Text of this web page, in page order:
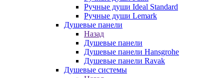
Ручные души Ideal Standard
Ручные души Lemark
Душевые панели
Назад
Душевые панели
Душевые панели Hansgrohe
Душевые панели Ravak
Душевые системы